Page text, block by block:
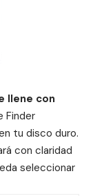
llene con
Finder
tu disco duro.
con claridad
seleccionar